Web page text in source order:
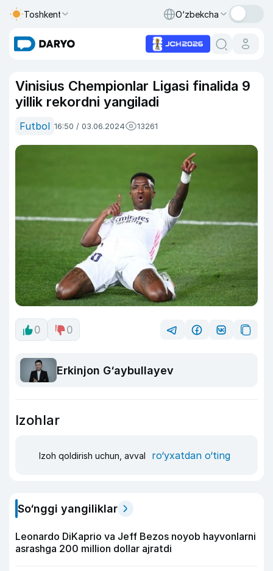
Toshkent O‘zbekcha
Vinisius Chempionlar Ligasi finalida 9
yillik rekordni yangiladi
Futbol 16:50 / 03.06.2024 13261
0 0
Erkinjon G‘aybullayev
Izohlar
Izoh qoldirish uchun, avval ro‘yxatdan o‘ting
So‘nggi yangiliklar
Leonardo DiKaprio va Jeff Bezos noyob hayvonlarni
asrashga 200 million dollar ajratdi